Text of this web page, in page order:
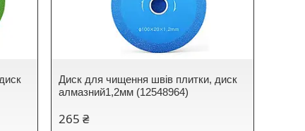
Диск для чищення швів плитки, диск
алмазний1,2мм (12548964)
265 ₴